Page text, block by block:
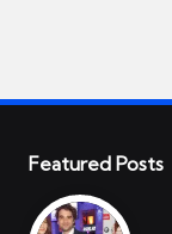
Featured Posts